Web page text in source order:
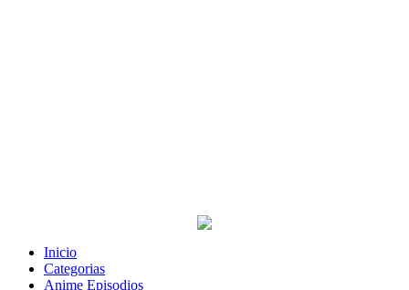
Inicio
Categorias
Anime Episodios